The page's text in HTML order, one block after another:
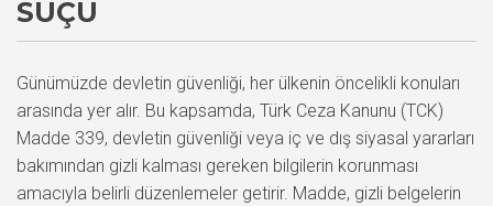
SUÇU
Günümüzde devletin güvenliği, her ülkenin öncelikli konuları
arasında yer alır. Bu kapsamda, Türk Ceza Kanunu (TCK)
Madde 339, devletin güvenliği veya iç ve dış siyasal yararları
bakımından gizli kalması gereken bilgilerin korunması
amacıyla belirli düzenlemeler getirir. Madde, gizli belgelerin